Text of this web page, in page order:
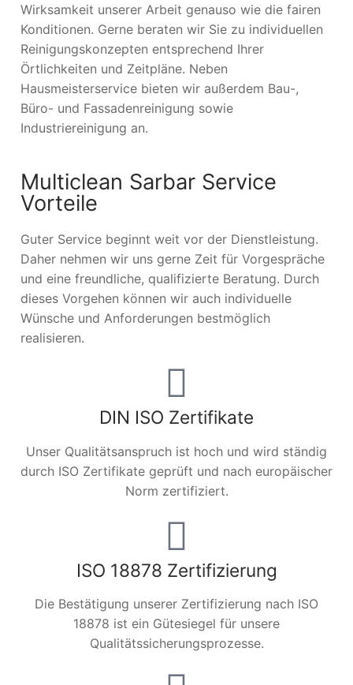
Wirksamkeit unserer Arbeit genauso wie die fairen
Konditionen. Gerne beraten wir Sie zu individuellen
Reinigungskonzepten entsprechend Ihrer
Örtlichkeiten und Zeitpläne. Neben
Hausmeisterservice bieten wir außerdem Bau-,
Büro- und Fassadenreinigung sowie
Industriereinigung an.
Multiclean Sarbar Service
Vorteile
Guter Service beginnt weit vor der Dienstleistung.
Daher nehmen wir uns gerne Zeit für Vorgespräche
und eine freundliche, qualifizierte Beratung. Durch
dieses Vorgehen können wir auch individuelle
Wünsche und Anforderungen bestmöglich
realisieren.
DIN ISO Zertifikate
Unser Qualitätsanspruch ist hoch und wird ständig
durch ISO Zertifikate geprüft und nach europäischer
Norm zertifiziert.
ISO 18878 Zertifizierung
Die Bestätigung unserer Zertifizierung nach ISO
18878 ist ein Gütesiegel für unsere
Qualitätssicherungsprozesse.